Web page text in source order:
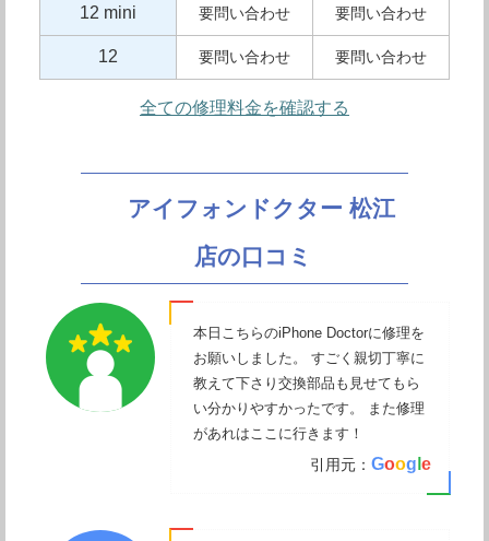
12 mini 要問い合わせ 要問い合わせ
12 要問い合わせ 要問い合わせ
全ての修理料金を確認する
アイフォンドクター 松江
店の口コミ
本日こちらのiPhone Doctorに修理を
お願いしました。 すごく親切丁寧に
教えて下さり交換部品も見せてもら
い分かりやすかったです。 また修理
があれはここに行きます！
引用元： Goog e